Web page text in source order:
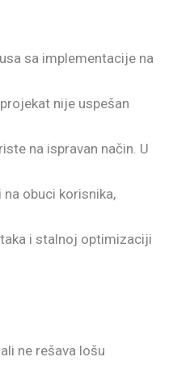
sa implementacije na
nije uspešan
na ispravan način. U
obuci korisnika,
i stalnoj optimizaciji
ne rešava lošu